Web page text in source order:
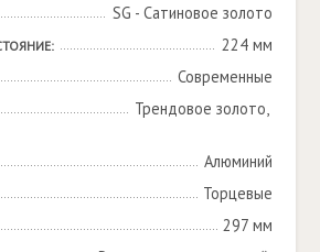
SG - Сатиновое золото
224 мм
Современные
Трендовое золото,
Алюминий
Торцевые
297 мм